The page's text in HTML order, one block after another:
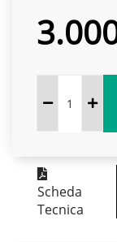
Scheda
Tecnica